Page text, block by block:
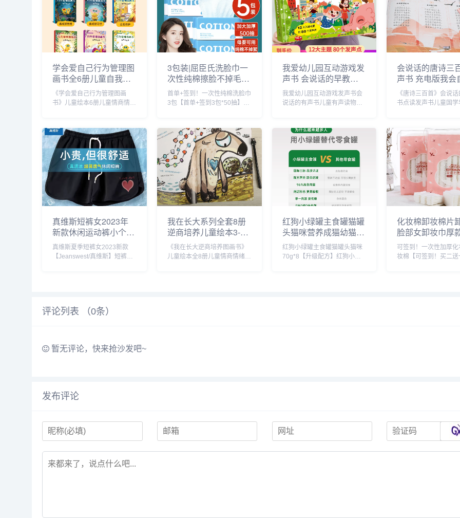
学会爱自己行为管理图
画书全6册儿童自我保
护安全教育绘本幼儿园
早教书安全意识启蒙宝
书籍/杂志/报纸
《学会爱自己行为管理图画
书》儿童绘本6册儿童情商情绪
刷，插图精美，专为0-9岁学前
幼儿园宝贝贴心设计，解决父
母早教难题，把握孩子成长关
键期，培养好习...
3包装|屈臣氏洗脸巾一
次性纯棉擦脸不掉毛美
容洗面巾脸卸妆巾加厚
_彩妆/香水/美妆工具
首单+签到！一次性纯棉洗脸巾
3包【首单+签到3包*50抽】一
使用日常擦手、卸妆擦脸很方
便，孕婴都可用3包装|屈臣氏
洗脸巾一次性纯棉擦脸不掉毛
美容洗面...
我爱幼儿园互动游戏发
声书 会说话的早教有
声书幼儿手指点读发声
书有声读物1-2-3岁宝
籍/杂志/报纸
我爱幼儿园互动游戏发声书会
说话的有声书儿童有声读物，
知有声故事书，精美盒装，带
数据线可充电，点读即可发
声。内容生动有趣，宝妈必备
亲子读物，提升宝宝动...
会说话的唐诗三
声书 充电版我会
读唐诗三百首彩
版3-6-8岁幼儿早
词_书籍/杂志/报
《唐诗三百首》会说
书点读发声书儿童国
书，8开大版本，硬皮
点读即可发声。内容生
趣，宝妈必备亲子读
宝宝动手动脑能力，...
真维斯短裤女2023年
新款休闲运动裤小个子
黑色女裤夏季薄款裤子
C_女装/女士精品
真维斯夏季短裤女2023新款
【Jeanswest/真维斯】短裤女
水！...
我在长大系列全套8册
逆商培养儿童绘本3-6
岁绘本阅读幼儿园中班
大班儿童书籍儿童情绪
《我在长大逆商培养图画书》
儿童绘本全8册儿童情商情绪管
红狗小绿罐主食罐猫罐
头猫咪营养成猫幼猫增
肥湿粮零食70g*8_宠
物/宠物食品及用品
红狗小绿罐主食罐猫罐头猫咪
70g*8【升级配方】红狗小绿
化妆棉卸妆棉片
脸部女卸妆巾厚
装湿敷棉专用拍
_彩妆/香水/美妆
可签到！一次性加厚
妆棉【可签到！买二送
评论列表 （0条）
暂无评论，快来抢沙发吧~
发布评论